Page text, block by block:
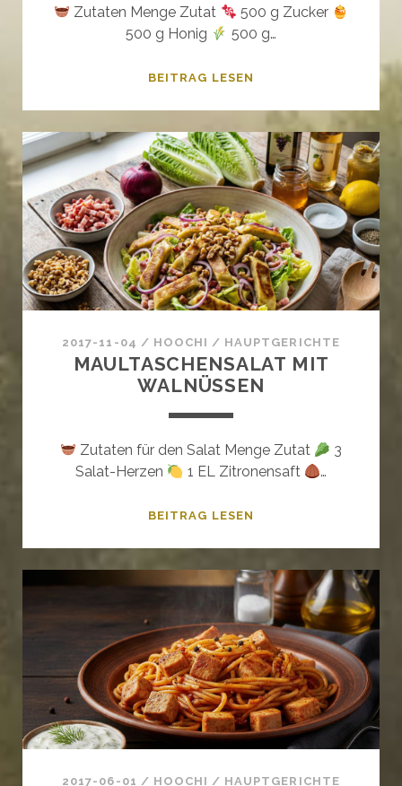
Zutaten Menge Zutat
500 g Zucker
500 g Honig
500 g…
BEITRAG LESEN
2017-11-04 / HOOCHI / HAUPTGERICHTE
MAULTASCHENSALAT MIT
WALNÜSSEN
Zutaten für den Salat Menge Zutat
3
Salat-Herzen
1 EL Zitronensaft …
BEITRAG LESEN
2017-06-01 / HOOCHI / HAUPTGERICHTE